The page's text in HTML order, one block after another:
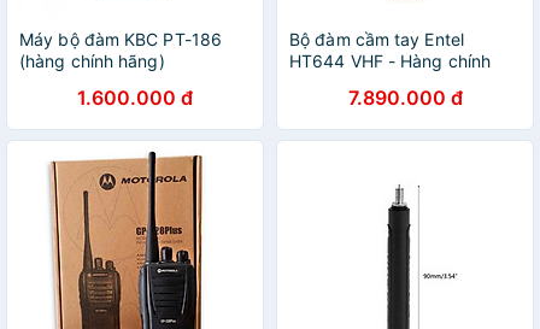
Máy bộ đàm KBC PT-186
(hàng chính hãng)
1.600.000 đ
Bộ đàm cầm tay Entel
HT644 VHF - Hàng chính
7.890.000 đ